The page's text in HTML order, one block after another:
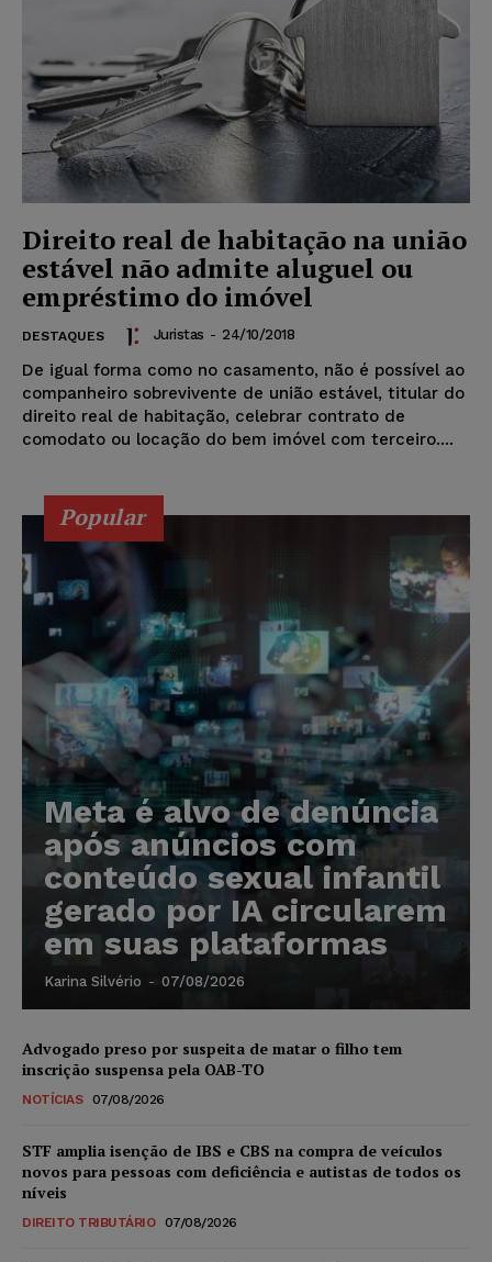
Direito real de habitação na união
estável não admite aluguel ou
empréstimo do imóvel
DESTAQUES Juristas - 24/10/2018
De igual forma como no casamento, não é possível ao
companheiro sobrevivente de união estável, titular do
direito real de habitação, celebrar contrato de
comodato ou locação do bem imóvel com terceiro....
Popular
Meta é alvo de denúncia
após anúncios com
conteúdo sexual infantil
gerado por IA circularem
em suas plataformas
Karina Silvério - 07/08/2026
Advogado preso por suspeita de matar o filho tem
inscrição suspensa pela OAB-TO
NOTÍCIAS 07/08/2026
STF amplia isenção de IBS e CBS na compra de veículos
novos para pessoas com deficiência e autistas de todos os
níveis
DIREITO TRIBUTÁRIO 07/08/2026